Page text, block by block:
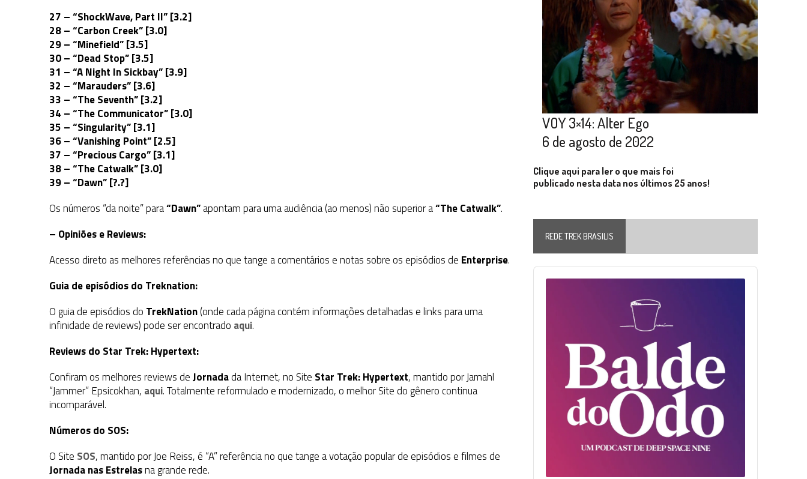
27 – “ShockWave, Part II” [3.2]
28 – “Carbon Creek” [3.0]
29 – “Minefield” [3.5]
30 – “Dead Stop” [3.5]
31 – “A Night In Sickbay” [3.9]
32 – “Marauders” [3.6]
33 – “The Seventh” [3.2]
34 – “The Communicator” [3.0]
35 – “Singularity” [3.1]
36 – “Vanishing Point” [2.5]
37 – “Precious Cargo” [3.1]
38 – “The Catwalk” [3.0]
39 – “Dawn” [?.?]
Os números “da noite” para“Dawn”apontam para uma audiência (ao menos) não superior a“The Catwalk”.
– Opiniões e Reviews:
Acesso direto as melhores referências no que tange a comentários e notas sobre os episódios de Enterprise.
Guia de episódios do Treknation:
O guia de episódios do TrekNation(onde cada página contém informações detalhadas e links para uma
infinidade de reviews) pode ser encontrado aqui.
Reviews do Star Trek: Hypertext:
Confiram os melhores reviews deJornadada Internet, no Site Star Trek: Hypertext, mantido por Jamahl
“Jammer” Epsicokhan, aqui. Totalmente reformulado e modernizado, o melhor Site do gênero continua
incomparável.
Números do SOS:
O Site SOS, mantido por Joe Reiss, é “A” referência no que tange a votação popular de episódios e filmes de
Jornada nas Estrelasna grande rede.
VOY 3×14: Alter Ego
6 de agosto de 2022
Clique aqui para ler o que mais foi
publicado nesta data nos últimos 25 anos!
REDE TREK BRASILIS
Audio
Player